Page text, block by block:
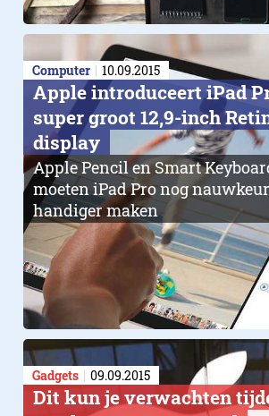
Computer 10.09.2015
Apple introduceert iPad
super groot 12,9-inch
display
Apple Pencil en Smart
moeten iPad Pro nog
handiger maken
Gadgets 09.09.2015
Dit kun je verwachten